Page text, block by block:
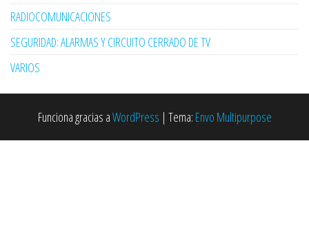
RADIOCOMUNICACIONES
SEGURIDAD: ALARMAS Y CIRCUITO CERRADO DE TV
VARIOS
Funciona gracias aWordPress | Tema: Envo Multipurpose